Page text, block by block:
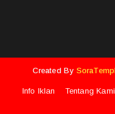
Created By
Info Iklan Tentang Kami